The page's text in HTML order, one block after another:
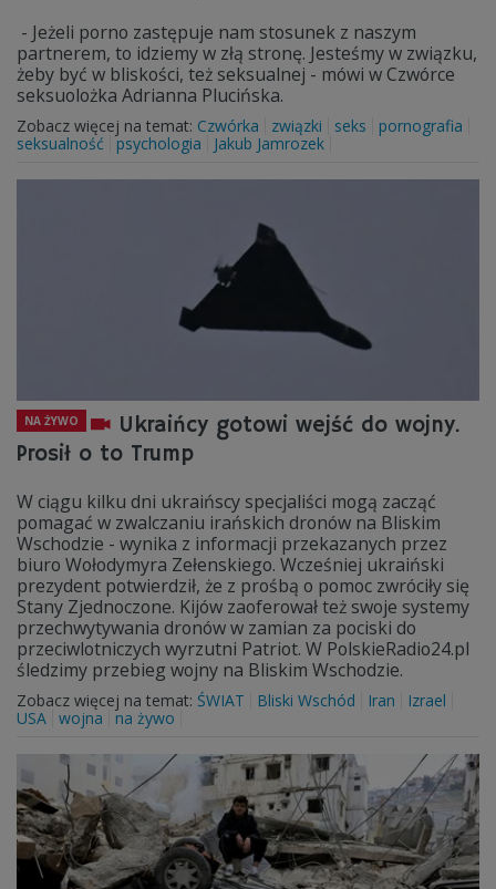
- Jeżeli porno zastępuje nam stosunek z naszym
partnerem, to idziemy w złą stronę. Jesteśmy w związku,
żeby być w bliskości, też seksualnej - mówi w Czwórce
seksuolożka Adrianna Plucińska.
Zobacz więcej na temat: Czwórka związki seks
pornografia
seksualność
psychologia Jakub Jamrozek
NA ŻYWO
Ukraińcy gotowi wejść do wojny.
Prosił o to Trump
W ciągu kilku dni ukraińscy specjaliści mogą zacząć
pomagać w zwalczaniu irańskich dronów na Bliskim
Wschodzie - wynika z informacji przekazanych przez
biuro Wołodymyra Zełenskiego. Wcześniej ukraiński
prezydent potwierdził, że z prośbą o pomoc zwróciły się
Stany Zjednoczone. Kijów zaoferował też swoje systemy
przechwytywania dronów w zamian za pociski do
przeciwlotniczych wyrzutni Patriot. W PolskieRadio24.pl
śledzimy przebieg wojny na Bliskim Wschodzie.
Zobacz więcej na temat: ŚWIAT Bliski Wschód Iran
Izrael
USA wojna na żywo